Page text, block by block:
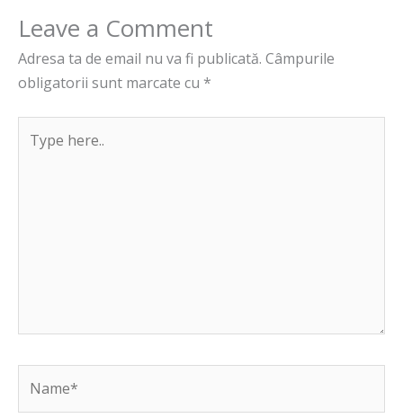
Leave a Comment
Adresa ta de email nu va fi publicată. Câmpurile
obligatorii sunt marcate cu *
here..